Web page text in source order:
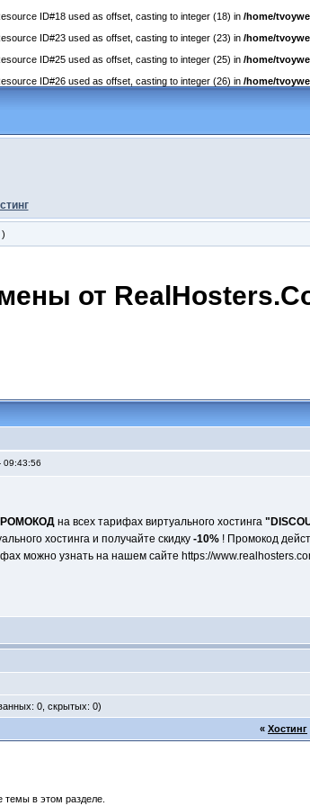
ID#18 used as offset, casting to integer (18) in /home/
ID#23 used as offset, casting to integer (23) in /home/
ID#25 used as offset, casting to integer (25) in /home/
ID#26 used as offset, casting to integer (26) in /home/
)
от
09:43:56
на всех тарифах виртуального хостинга
хостинга и получайте скидку -10% ! Промокод
можно узнать на нашем сайте https://
0, скрытых: 0)
« Хостинг
темы в этом разделе.